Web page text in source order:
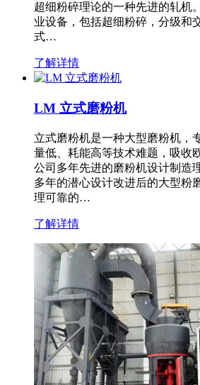
超细粉碎理论的一种先进的轧机
业设备，包括超细粉碎，分级和
式…
了解详情
LM 立式磨粉机
立式磨粉机是一种大型磨粉机，
量低、耗能高等技术难题，吸收
公司多年先进的磨粉机设计制造
多年的潜心设计改进后的大型粉
理可靠的…
了解详情